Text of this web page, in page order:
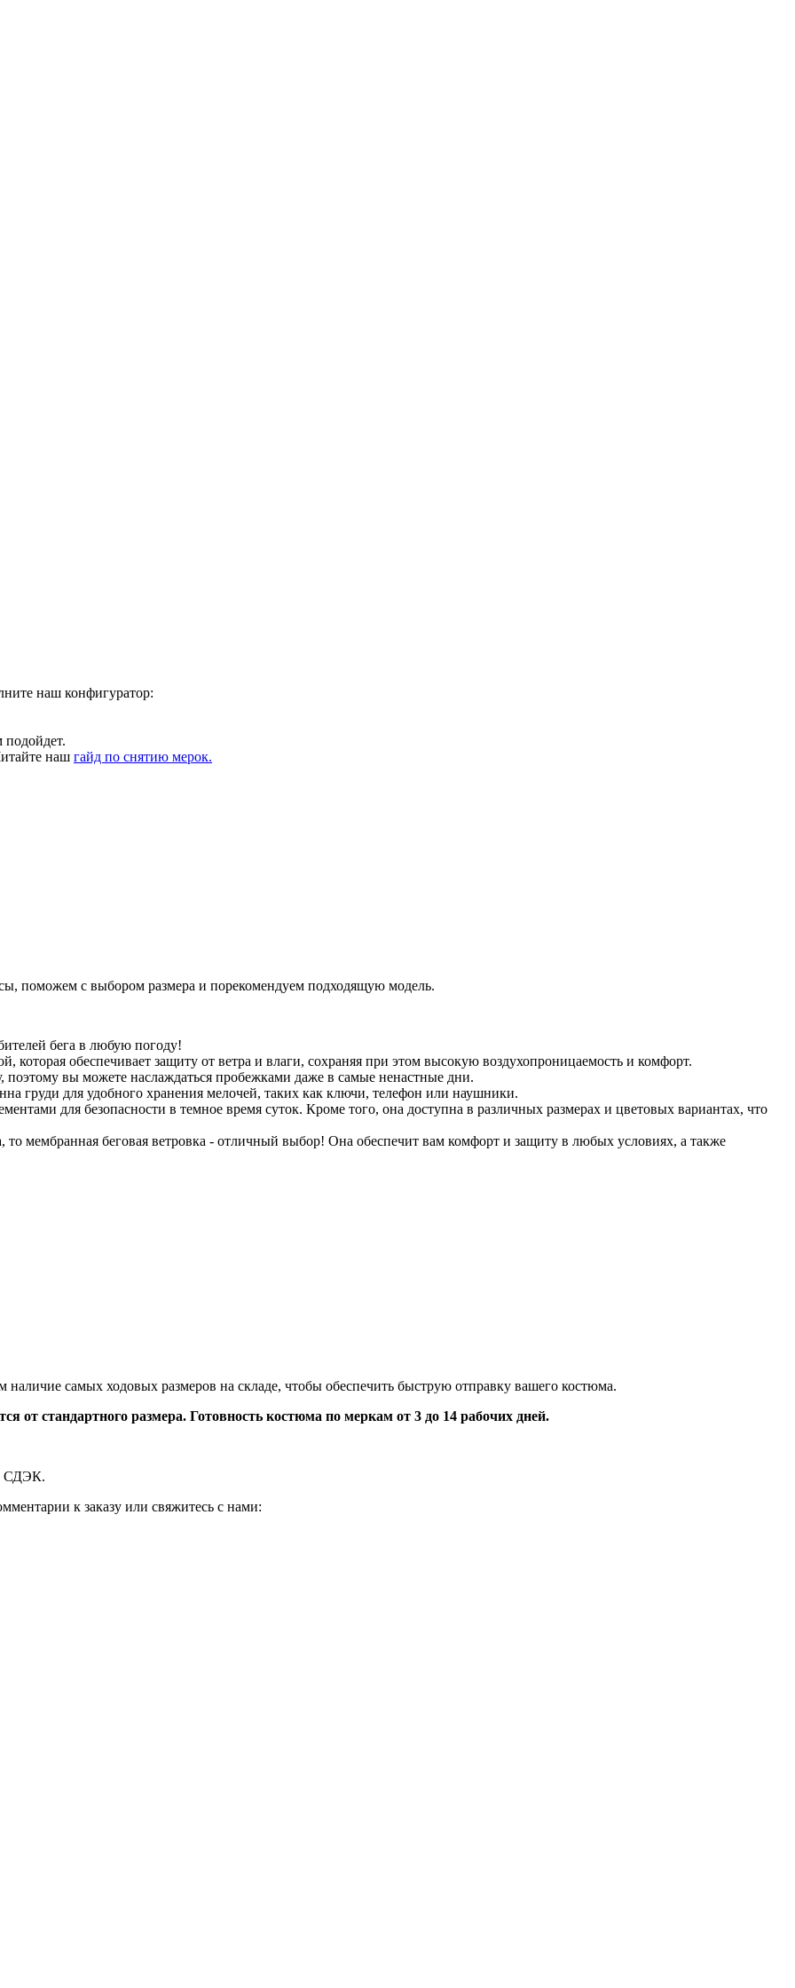
наш конфигуратор:
наш гайд по снятию мерок.
поможем с выбором размера и порекомендуем подходящую модель.
бега в любую погоду!
которая обеспечивает защиту от ветра и влаги, сохраняя при этом высокую воздухопроницаемость и комфорт.
вы можете наслаждаться пробежками даже в самые ненастные дни.
груди для удобного хранения мелочей, таких как ключи, телефон или наушники.
для безопасности в темное время суток. Кроме того, она доступна в различных размерах и цветовых вариантах, что
мембранная беговая ветровка - отличный выбор! Она обеспечит вам комфорт и защиту в любых условиях, а также
самых ходовых размеров на складе, чтобы обеспечить быструю отправку вашего костюма.
от стандартного размера. Готовность костюма по меркам от 3 до 14 рабочих дней.
СДЭК.
к заказу или свяжитесь с нами: